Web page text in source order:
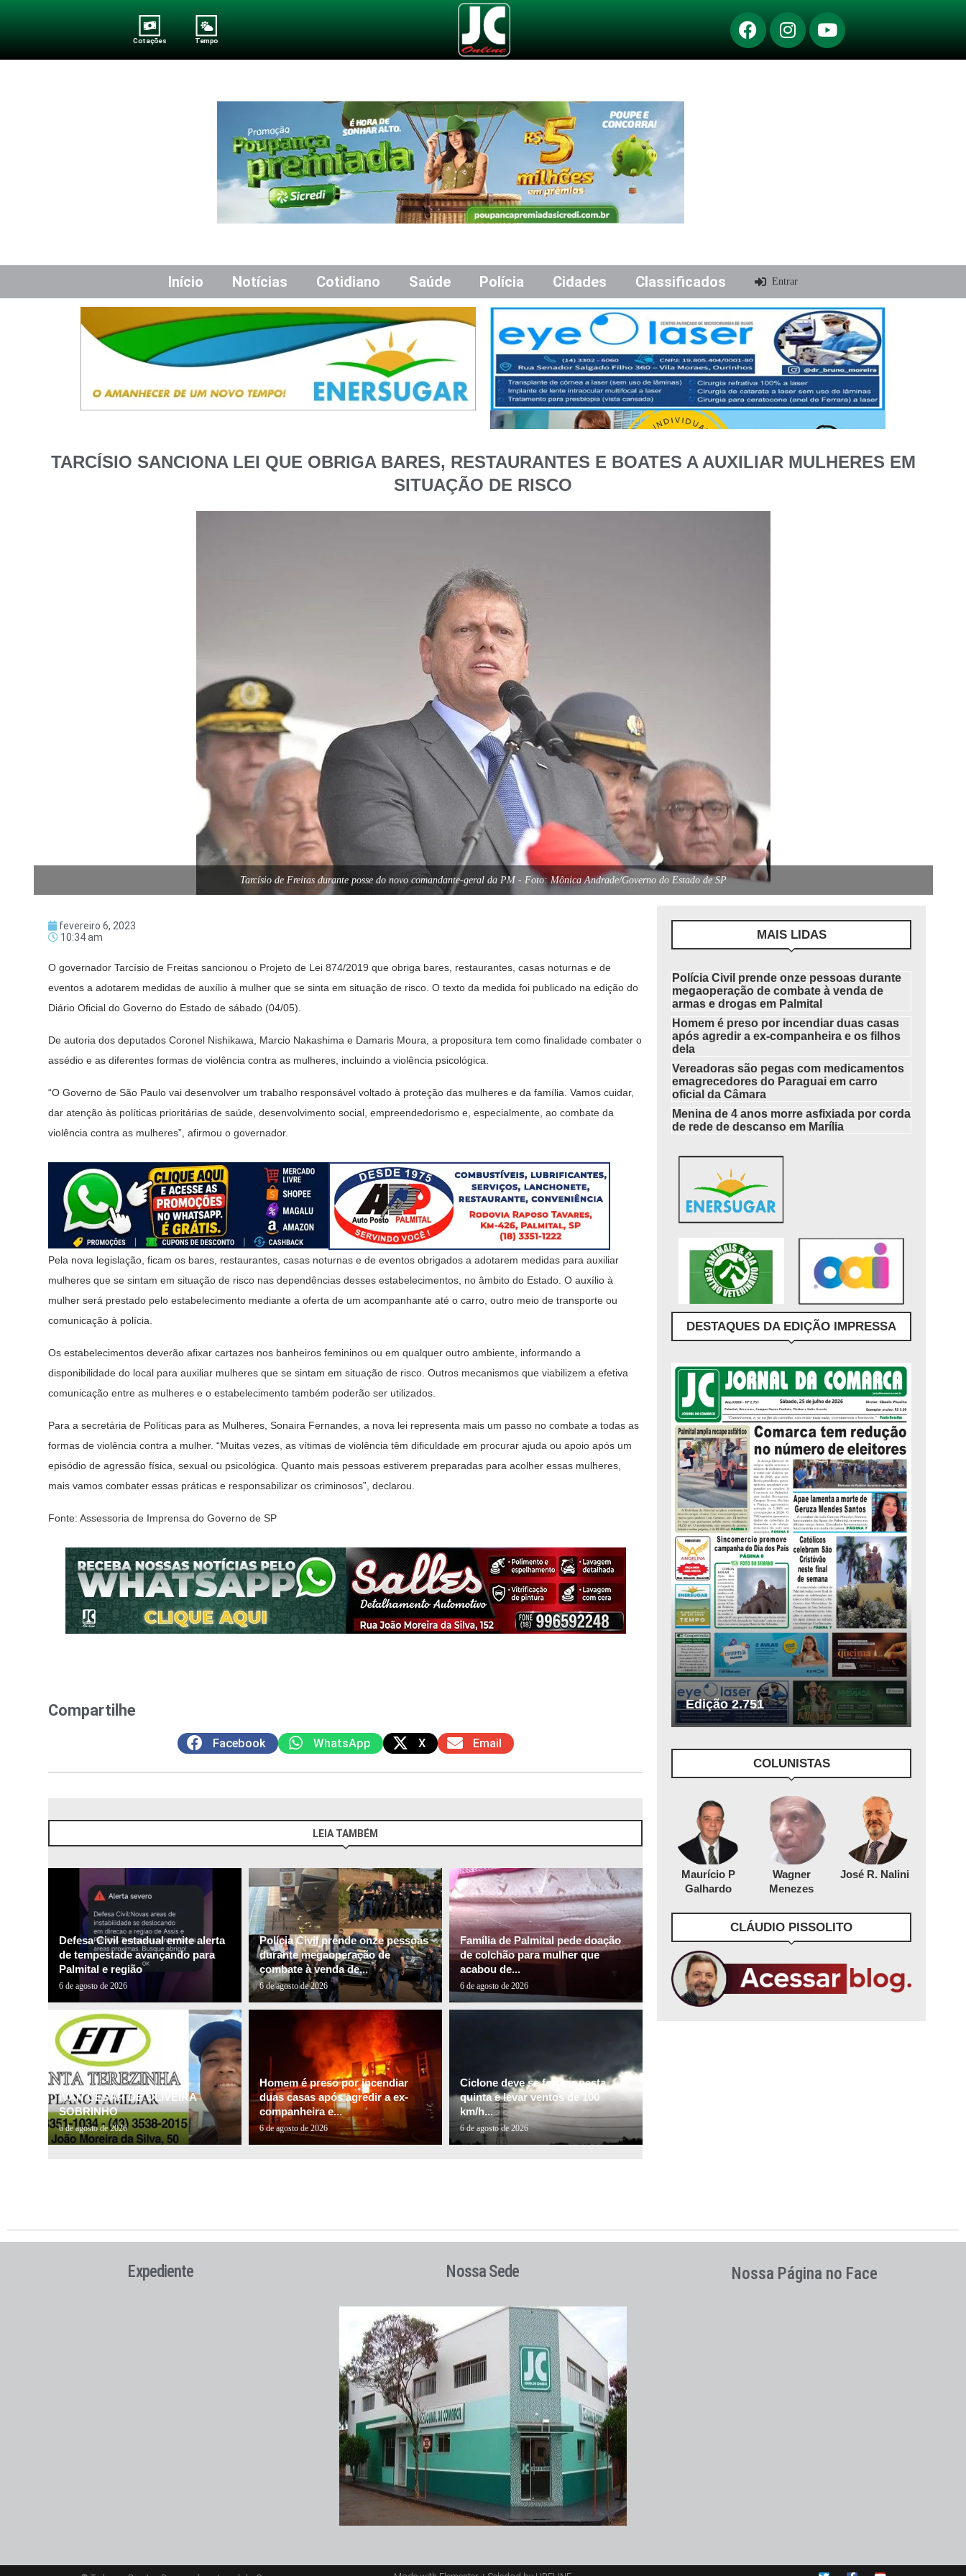
Cotações Tempo
Início Notícias Cotidiano Saúde Polícia Cidades Classificados Entrar
TARCÍSIO SANCIONA LEI QUE OBRIGA BARES, RESTAURANTES E BOATES A AUXILIAR MULHERES EM
SITUAÇÃO DE RISCO
Tarcísio de Freitas durante posse do novo comandante-geral da PM - Foto: Mônica Andrade/Governo do Estado de SP
fevereiro 6, 2023
10:34 am
O governador Tarcísio de Freitas sancionou o Projeto de Lei 874/2019 que obriga bares, restaurantes, casas noturnas e de
eventos a adotarem medidas de auxílio à mulher que se sinta em situação de risco. O texto da medida foi publicado na edição do
Diário Oficial do Governo do Estado de sábado (04/05).
De autoria dos deputados Coronel Nishikawa, Marcio Nakashima e Damaris Moura, a propositura tem como finalidade combater o
assédio e as diferentes formas de violência contra as mulheres, incluindo a violência psicológica.
“O Governo de São Paulo vai desenvolver um trabalho responsável voltado à proteção das mulheres e da família. Vamos cuidar,
dar atenção às políticas prioritárias de saúde, desenvolvimento social, empreendedorismo e, especialmente, ao combate da
violência contra as mulheres”, afirmou o governador.
Pela nova legislação, ficam os bares, restaurantes, casas noturnas e de eventos obrigados a adotarem medidas para auxiliar
mulheres que se sintam em situação de risco nas dependências desses estabelecimentos, no âmbito do Estado. O auxílio à
mulher será prestado pelo estabelecimento mediante a oferta de um acompanhante até o carro, outro meio de transporte ou
comunicação à polícia.
Os estabelecimentos deverão afixar cartazes nos banheiros femininos ou em qualquer outro ambiente, informando a
disponibilidade do local para auxiliar mulheres que se sintam em situação de risco. Outros mecanismos que viabilizem a efetiva
comunicação entre as mulheres e o estabelecimento também poderão ser utilizados.
Para a secretária de Políticas para as Mulheres, Sonaira Fernandes, a nova lei representa mais um passo no combate a todas as
formas de violência contra a mulher. “Muitas vezes, as vítimas de violência têm dificuldade em procurar ajuda ou apoio após um
episódio de agressão física, sexual ou psicológica. Quanto mais pessoas estiverem preparadas para acolher essas mulheres,
mais vamos combater essas práticas e responsabilizar os criminosos”, declarou.
Fonte: Assessoria de Imprensa do Governo de SP
Compartilhe
Facebook WhatsApp X Email
LEIA TAMBÉM
Defesa Civil estadual emite alerta
de tempestade avançando para
Palmital e região
6 de agosto de 2026
Polícia Civil prende onze pessoas
durante megaoperação de
combate à venda de...
6 de agosto de 2026
Família de Palmital pede doação
de colchão para mulher que
acabou de...
6 de agosto de 2026
IVAN CESAR DE OLIVEIRA
SOBRINHO
6 de agosto de 2026
Homem é preso por incendiar
duas casas após agredir a ex-
companheira e...
6 de agosto de 2026
Ciclone deve se formar nesta
quinta e levar ventos de 100
km/h...
6 de agosto de 2026
MAIS LIDAS
Polícia Civil prende onze pessoas durante
megaoperação de combate à venda de
armas e drogas em Palmital
Homem é preso por incendiar duas casas
após agredir a ex-companheira e os filhos
dela
Vereadoras são pegas com medicamentos
emagrecedores do Paraguai em carro
oficial da Câmara
Menina de 4 anos morre asfixiada por corda
de rede de descanso em Marília
DESTAQUES DA EDIÇÃO IMPRESSA
Edição 2.751
COLUNISTAS
Maurício P
Galhardo
Wagner
Menezes
José R. Nalini
CLÁUDIO PISSOLITO
Expediente Nossa Sede Nossa Página no Face